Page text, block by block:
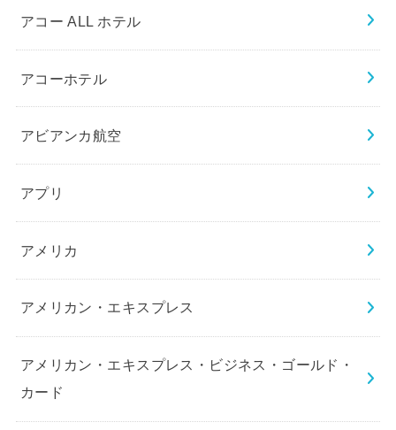
アコー ALL ホテル
アコーホテル
アビアンカ航空
アプリ
アメリカ
アメリカン・エキスプレス
アメリカン・エキスプレス・ビジネス・ゴールド・
カード